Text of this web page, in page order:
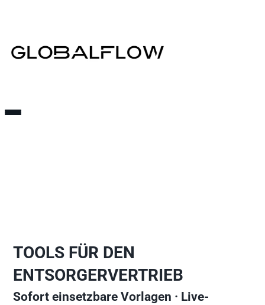
TOOLS FÜR DEN
ENTSORGERVERTRIEB
Sofort einsetzbare Vorlagen · Live-